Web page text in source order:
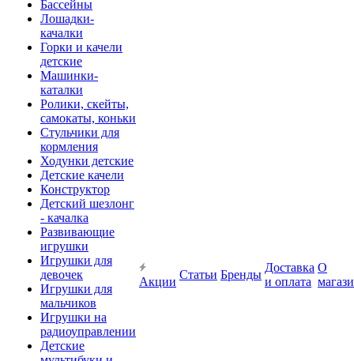
Бассейны
Лошадки-
качалки
Горки и качели
детские
Машинки-
каталки
Ролики, скейты,
самокаты, коньки
Стульчики для
кормления
Ходунки детские
Детские качели
Конструктор
Детский шезлонг
- качалка
Развивающие
игрушки
Игрушки для
девочек
Игрушки для
мальчиков
Игрушки на
радиоуправлении
Детские
Акции
Статьи Бренды
Доставка
и оплата
О